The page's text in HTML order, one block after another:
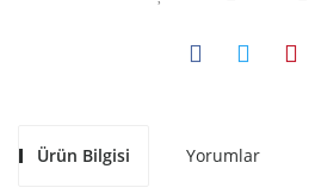
Ürün Bilgisi Yorumlar